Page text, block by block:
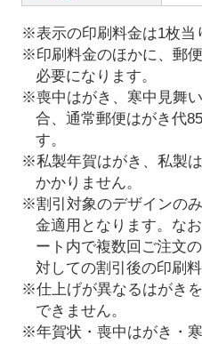
※表示の印刷料金は1枚当
※印刷料金のほかに、郵
必要になります。
※喪中はがき、寒中見舞
合、通常郵便はがき代
す。
※私製年賀はがき、私製
かかりません。
※割引対象のデザインの
金適用となります。な
ート内で複数回ご注文
対しての割引後の印刷
※仕上げが異なるはがき
できません。
※年賀状・喪中はがき・